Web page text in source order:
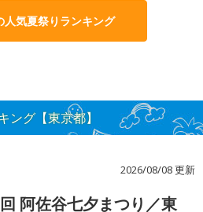
人気夏祭りランキング
ング【東京都】
2026/08/08 更新
阿佐谷七夕まつり／東